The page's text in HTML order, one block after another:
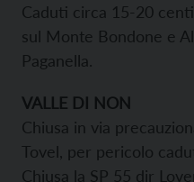
Caduti circa 15-20
sul Monte Bondone e
Paganella.
VALLE DI NON
Chiusa in via
Tovel, per pericolo
Chiusa la SP 55 dir